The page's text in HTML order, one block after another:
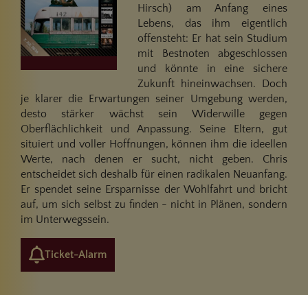
Hirsch) am Anfang eines
Lebens, das ihm eigentlich
offensteht: Er hat sein Studium
mit Bestnoten abgeschlossen
und könnte in eine sichere
Zukunft hineinwachsen. Doch
je klarer die Erwartungen seiner Umgebung werden,
desto stärker wächst sein Widerwille gegen
Oberflächlichkeit und Anpassung. Seine Eltern, gut
situiert und voller Hoffnungen, können ihm die ideellen
Werte, nach denen er sucht, nicht geben. Chris
entscheidet sich deshalb für einen radikalen Neuanfang.
Er spendet seine Ersparnisse der Wohlfahrt und bricht
auf, um sich selbst zu finden - nicht in Plänen, sondern
im Unterwegssein.
Ticket-Alarm